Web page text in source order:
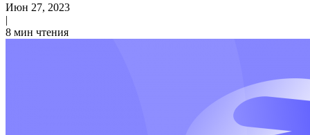
Июн 27, 2023
|
8 мин чтения